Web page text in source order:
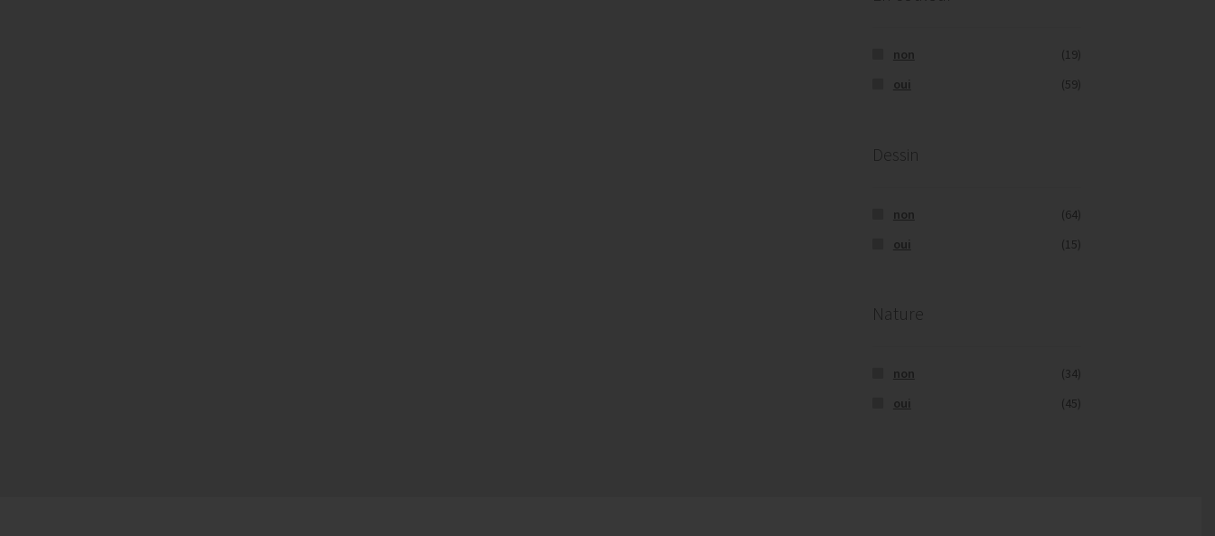
non
(19)
oui
(59)
Dessin
non
(64)
oui
(15)
Nature
non
(34)
oui
(45)